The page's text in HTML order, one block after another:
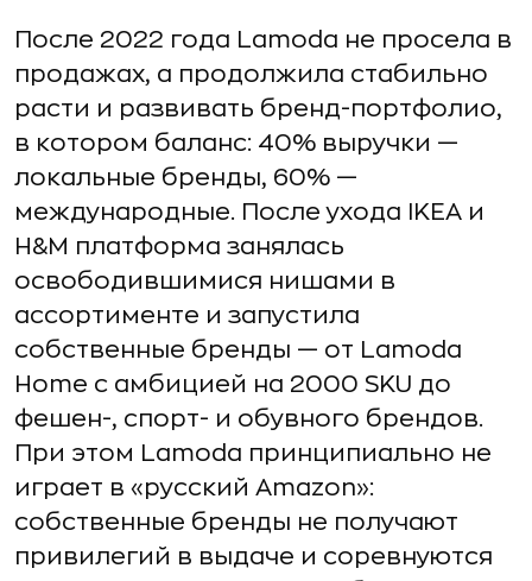
После 2022 года Lamoda не просела в
продажах, а продолжила стабильно
расти и развивать бренд-портфолио,
в котором баланс: 40% выручки —
локальные бренды, 60% —
международные. После ухода IKEA и
H&M платформа занялась
освободившимися нишами в
ассортименте и запустила
собственные бренды — от Lamoda
Home с амбицией на 2000 SKU до
фешен-, спорт- и обувного брендов.
При этом Lamoda принципиально не
играет в «русский Amazon»:
собственные бренды не получают
привилегий в выдаче и соревнуются